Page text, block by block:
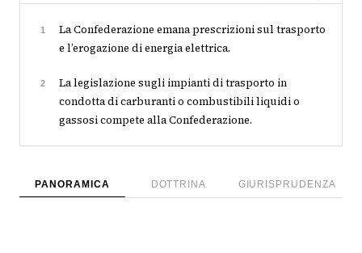
1
La Confederazione emana prescrizioni sul trasporto
e l’erogazione di energia elettrica.
2
La legislazione sugli impianti di trasporto in
condotta di carburanti o combustibili liquidi o
gassosi compete alla Confederazione.
PANORAMICA DOTTRINA GIURISPRUDENZA